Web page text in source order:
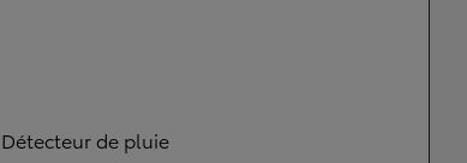
Détecteur de pluie